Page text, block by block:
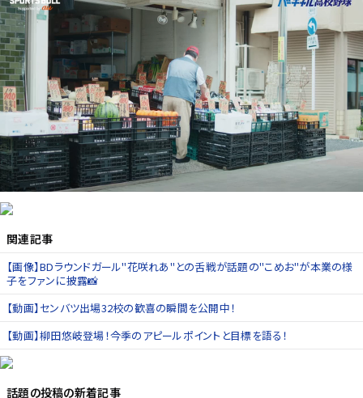
関連記事
【画像】BDラウンドガール"花咲れあ"との舌戦が話題の"こめお"が本業の様
子をファンに披露📸
【動画】センバツ出場32校の歓喜の瞬間を公開中！
【動画】柳田悠岐登場！今季のアピールポイントと目標を語る！
話題の投稿の新着記事